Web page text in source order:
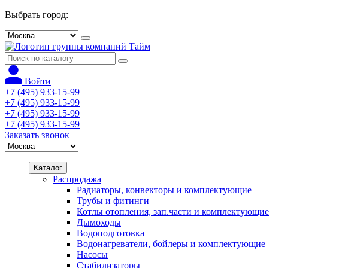
Выбрать город:
Войти
+7 (495) 933-15-99
+7 (495) 933-15-99
+7 (495) 933-15-99
+7 (495) 933-15-99
Заказать звонок
Каталог
Распродажа
Радиаторы, конвекторы и комплектующие
Трубы и фитинги
Котлы отопления, зап.части и комплектующие
Дымоходы
Водоподготовка
Водонагреватели, бойлеры и комплектующие
Насосы
Стабилизаторы